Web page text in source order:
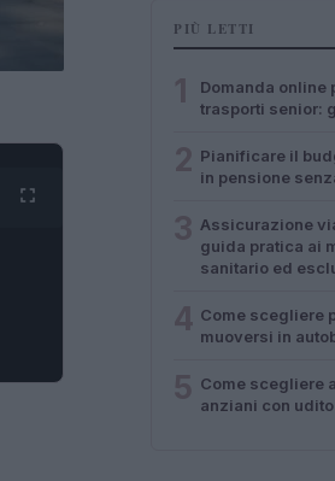
PIÙ LETTI
Domanda online
trasporti senior:
Pianificare il
in pensione
Assicurazione
guida pratica ai
sanitario ed
Come scegliere
muoversi in
Come scegliere
anziani con